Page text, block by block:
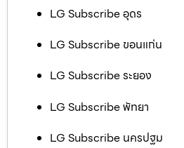
LG Subscribe อุดร
LG Subscribe ขอนแก่น
LG Subscribe ระยอง
LG Subscribe พัทยา
LG Subscribe นครปฐม